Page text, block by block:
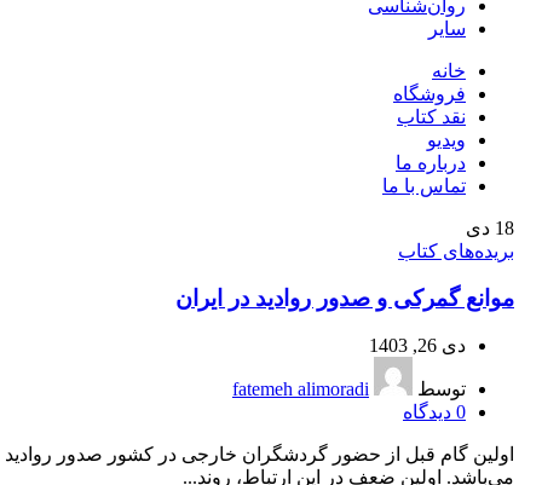
روان‌شناسی
سایر
خانه
فروشگاه
نقد کتاب
ویدیو
درباره‌ ما
تماس با ما
18 دی
بریده‌های کتاب
موانع گمرکی و صدور روادید در ایران
دی 26, 1403
توسط
fatemeh alimoradi
0 دیدگاه
اولین گام قبل از حضور گردشگران خارجی در کشور صدور روادید
می‌باشد. اولین ضعف در این ارتباط، روند...